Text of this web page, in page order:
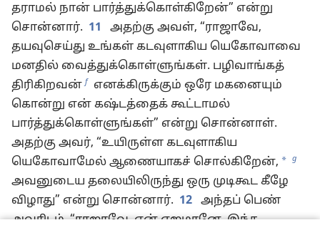
தராமல் நான் பார்த்துக்கொள்கிறேன்” என்று
சொன்னார். 11
அதற்கு அவள், “ராஜாவே,
தயவுசெய்து உங்கள் கடவுளாகிய யெகோவாவை
மனதில் வைத்துக்கொள்ளுங்கள். பழிவாங்கத்
திரிகிறவன் f
எனக்கிருக்கும் ஒரே மகனையும்
கொன்று என் கஷ்டத்தைக் கூட்டாமல்
பார்த்துக்கொள்ளுங்கள்” என்று சொன்னாள்.
அதற்கு அவர், “உயிருள்ள கடவுளாகிய
யெகோவாமேல் ஆணையாகச் சொல்கிறேன், * g
அவனுடைய தலையிலிருந்து ஒரு முடிகூட கீழே
விழாது” என்று சொன்னார். 12 அந்தப் பெண்
அவரிடம், “ராஜாவே, என் எஜமானே, இந்த